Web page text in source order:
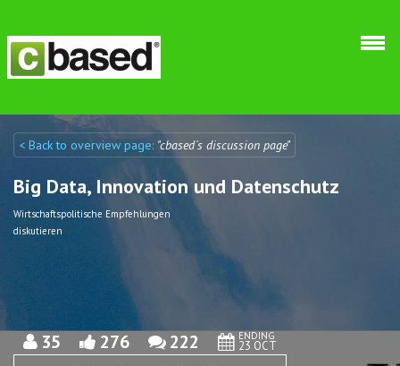
Discuto
Discuto
< Back to overview page: "cbased´s discussion page"
Big Data, Innovation und Datenschutz
Wirtschaftspolitische Empfehlungen
diskutieren
35 276 222 ENDING
23 OCT